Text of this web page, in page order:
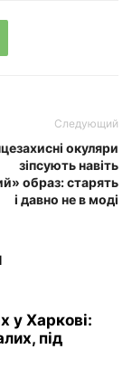
Следующий
окуляри
зіпсують навіть
образ: старять
і давно не в моді
у Харкові:
під